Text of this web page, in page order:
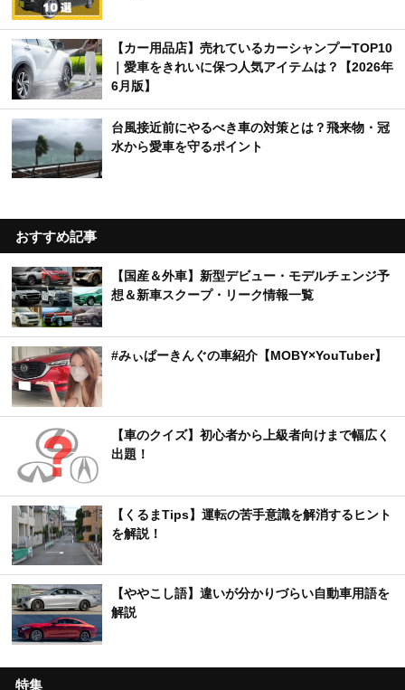
【カー用品店】売れているカーシャンプーTOP10
｜愛車をきれいに保つ人気アイテムは？【2026年
6月版】
台風接近前にやるべき車の対策とは？飛来物・冠
水から愛車を守るポイント
おすすめ記事
【国産＆外車】新型デビュー・モデルチェンジ予
想＆新車スクープ・リーク情報一覧
#みぃぱーきんぐの車紹介【MOBY×YouTuber】
【車のクイズ】初心者から上級者向けまで幅広く
出題！
【くるまTips】運転の苦手意識を解消するヒント
を解説！
【ややこし語】違いが分かりづらい自動車用語を
解説
特集